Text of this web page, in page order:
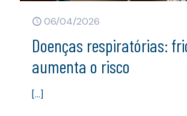
06/04/2026
Doenças respiratórias:
aumenta o risco
[…]